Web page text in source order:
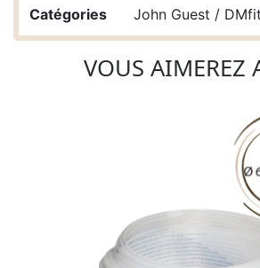
Catégories John Guest / DMfit
VOUS AIMEREZ